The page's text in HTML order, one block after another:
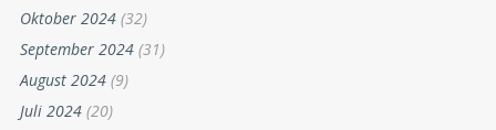
Oktober 2024 (32)
September 2024 (31)
August 2024 (9)
Juli 2024 (20)